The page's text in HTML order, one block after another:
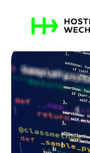
Inhalt
springen